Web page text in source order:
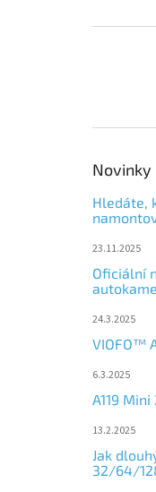
Novinky
Hledáte,
23.11.2025
Oficiální
24.3.2025
VIOFO™
6.3.2025
A119 Mini
13.2.2025
Jak
32/64/